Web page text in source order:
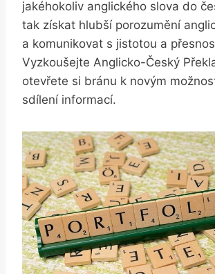
jakéhokoliv anglického slova do
tak získat hlubší porozumění
a komunikovat s jistotou a
Vyzkoušejte Anglicko-Český
otevřete si bránu k novým
sdílení informací.